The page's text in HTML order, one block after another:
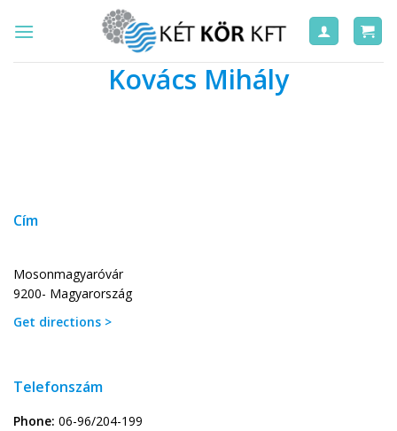
Kovács Mihály
Cím
Mosonmagyaróvár
9200- Magyarország
Get directions >
Telefonszám
Phone: 06-96/204-199